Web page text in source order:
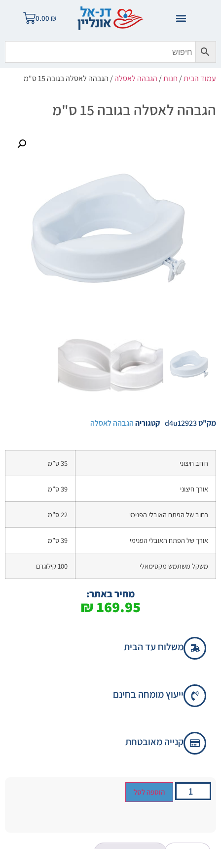
0.00 ₪
עמוד הבית/חנות/הגבהה לאסלה/ הגבהה לאסלה בגובה 15 ס"מ
הגבהה לאסלה בגובה 15 ס"מ
מק"טd4u12923 קטגוריההגבהה לאסלה
רוחב חיצוני 35 ס”מ
אורך חיצוני 39 ס”מ
רחוב של הפתח האובלי הפנימי 22 ס”מ
אורך של הפתח האובלי הפנימי 39 ס”מ
משקל משתמש מקסימאלי 100 קילוגרם
מחיר באתר:
169.95
₪
משלוח עד הבית
ייעוץ מומחה בחינם
קנייה מאובטחת
הוספה לסל